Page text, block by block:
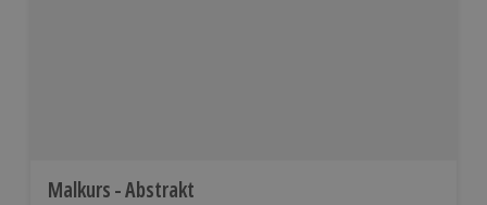
Malkurs - Abstrakt